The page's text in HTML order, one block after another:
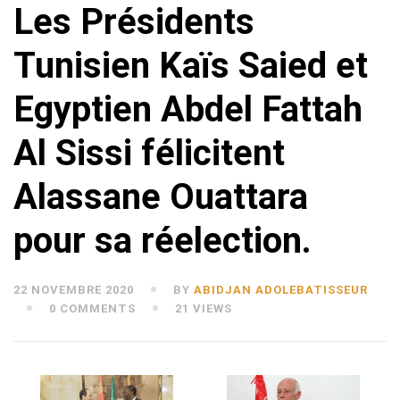
Les Présidents
Tunisien Kaïs Saied et
Egyptien Abdel Fattah
Al Sissi félicitent
Alassane Ouattara
pour sa réelection.
22 NOVEMBRE 2020 BY ABIDJAN ADOLEBATISSEUR
0 COMMENTS
21 VIEWS